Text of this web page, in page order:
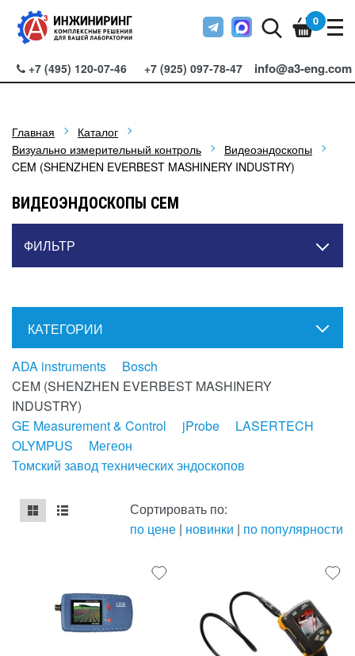
+7 (495) 120-07-46 +7 (925) 097-78-47 info@a3-eng.com
0
Главная
Каталог
Визуально измерительный контроль
Видеоэндоскопы
CEM (SHENZHEN EVERBEST MASHINERY INDUSTRY)
ВИДЕОЭНДОСКОПЫ CEM
ФИЛЬТР
КАТЕГОРИИ
ADA instruments
Bosch
CEM (SHENZHEN EVERBEST MASHINERY
INDUSTRY)
GE Measurement & Control
jProbe
LASERTECH
OLYMPUS
Мегеон
Томский завод технических эндоскопов
mse2_chunk_default
mse2_chunk_alternate
Сортировать по:
по цене | новинки | по популярности